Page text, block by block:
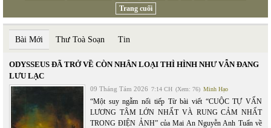
Trang cuối
Bài Mới Thư Toà Soạn Tin
ODYSSEUS ĐÃ TRỞ VỀ CÒN NHÂN LOẠI THÌ HÌNH NHƯ VẪN ĐANG
LƯU LẠC
09 Tháng Tám 2026 7:14 CH (Xem: 76) Minh Hạo
“Một suy ngẫm nối tiếp Từ bài viết “CUỘC TỰ VẤN
LƯƠNG TÂM LỚN NHẤT VÀ RUNG CẢM NHẤT
TRONG ĐIỆN ẢNH” của Mai An Nguyễn Anh Tuấn về